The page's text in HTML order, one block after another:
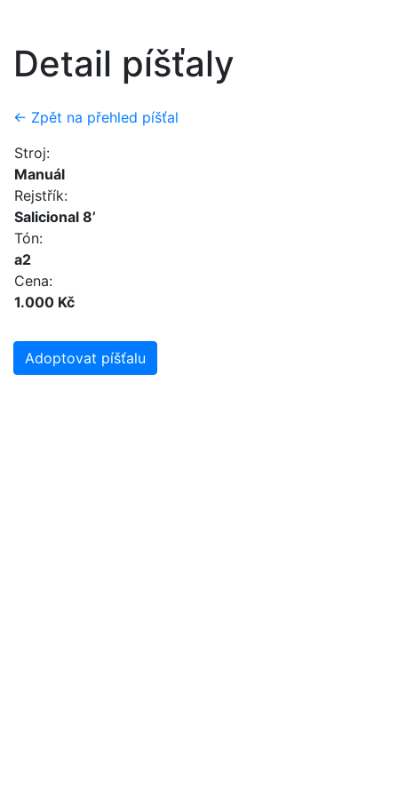
Detail píšťaly
← Zpět na přehled píšťal
Stroj:
Manuál
Rejstřík:
Salicional 8’
Tón:
a2
Cena:
1.000 Kč
Adoptovat píšťalu